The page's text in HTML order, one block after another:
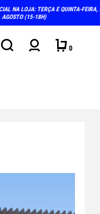
TERÇA E QUINTA-FEIRA, DIAS 4 E 6 DE
18H)
0